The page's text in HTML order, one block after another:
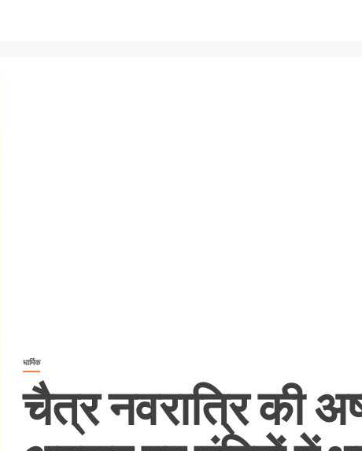
धार्मिक
चैत्र नवरात्रि की